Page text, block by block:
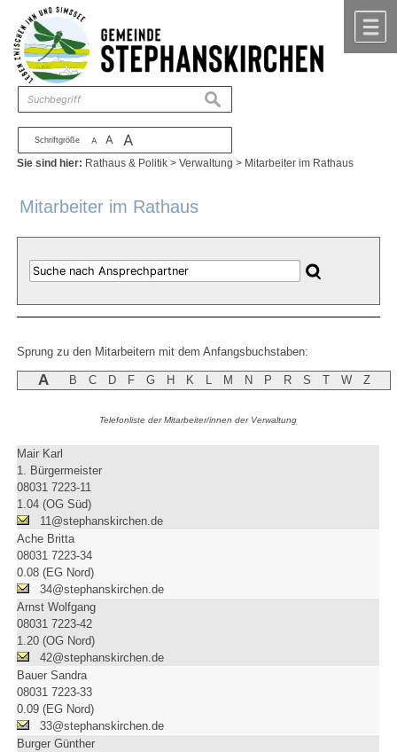
Zum Inhalt ,zur Navigation
Schriftgröße A A A
suchen
Sie sind hier: Rathaus & Politik >Verwaltung > Mitarbeiter im Rathaus
Mitarbeiter im Rathaus
Sprung zu den Mitarbeitern mit dem Anfangsbuchstaben:
A B C D F G H K L M N P R S T W Z
Telefonliste der Mitarbeiter/innen der Verwaltung
Mair Karl
1. Bürgermeister
08031 7223-11
1.04 (OG Süd)
11@stephanskirchen.de
Ache Britta
08031 7223-34
0.08 (EG Nord)
34@stephanskirchen.de
Arnst Wolfgang
08031 7223-42
1.20 (OG Nord)
42@stephanskirchen.de
Bauer Sandra
08031 7223-33
0.09 (EG Nord)
33@stephanskirchen.de
Burger Günther